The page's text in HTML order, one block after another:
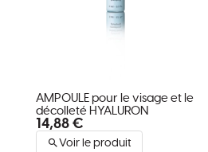
AMPOULE pour le visage et le
décolleté HYALURON
14,88 €
Voir le produit